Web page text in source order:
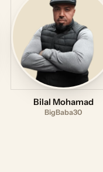
Bilal Mohamad
BigBaba30